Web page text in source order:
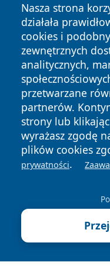
Nasza strona
działała
cookies i
zewnętrznych
analitycznych,
przetwarzane
partnerów.
strony lub
wyrażasz zgodę
plików cookies
prywatności.
Copyright © 2026
zastrzeżone.
News Autorzy